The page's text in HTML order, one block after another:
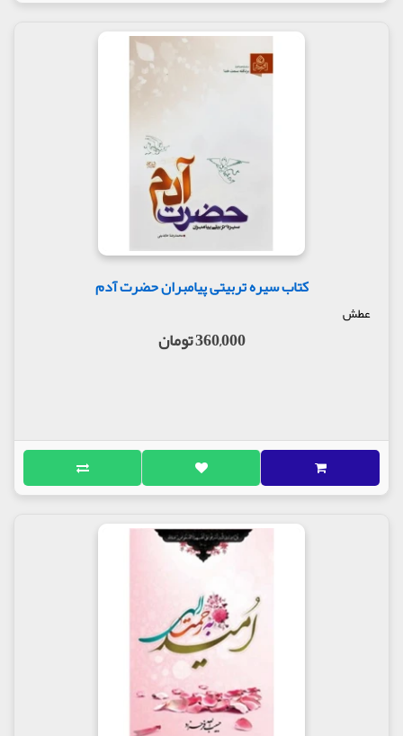
کتاب سیره تربیتی پیامبران حضرت آدم
عطش
360,000 تومان